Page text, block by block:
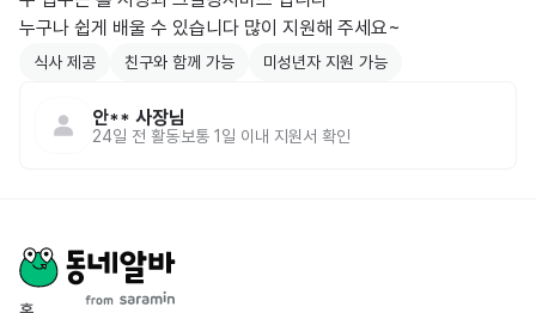
누구나 쉽게 배울 수 있습니다 많이 지원해 주세요~
식사 제공 친구와 함께 가능 미성년자 지원 가능
안** 사장님
24일 전 활동보통 1일 이내 지원서 확인